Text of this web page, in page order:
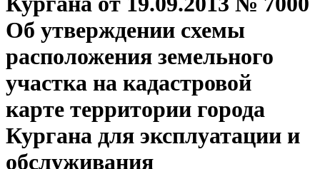
Об утверждении схемы
расположения земельного
участка на кадастровой
карте территории города
Кургана для эксплуатации и
обслуживания